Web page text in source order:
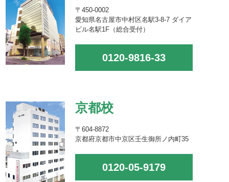
〒450-0002
愛知県名古屋市中村区名駅3-8-7 ダイア
ビル名駅1F（総合受付）
0120-9816-33
京都校
〒604-8872
京都府京都市中京区壬生御所ノ内町35
0120-05-9179